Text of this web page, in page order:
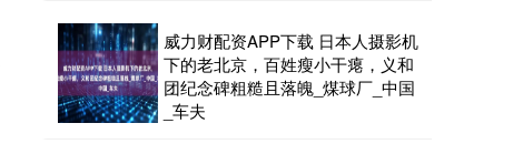
威力财配资APP下载 日本人摄影机
下的老北京，百姓瘦小干瘪，义和
团纪念碑粗糙且落魄_煤球厂_中国
_车夫